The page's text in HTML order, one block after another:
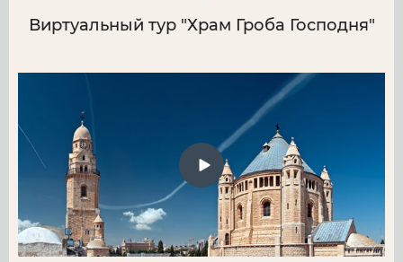
Виртуальный тур "Храм Гроба Господня"